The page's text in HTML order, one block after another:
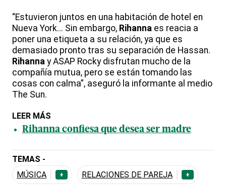
“Estuvieron juntos en una habitación de hotel en
Nueva York... Sin embargo, Rihanna es reacia a
poner una etiqueta a su relación, ya que es
demasiado pronto tras su separación de Hassan.
Rihanna y ASAP Rocky disfrutan mucho de la
compañía mutua, pero se están tomando las
cosas con calma”, aseguró la informante al medio
The Sun.
LEER MÁS
Rihanna confiesa que desea ser madre
TEMAS -
MÚSICA
+ RELACIONES DE PAREJA +